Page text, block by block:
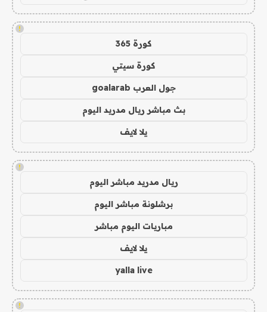
!
كورة 365
كورة سيتي
جول العرب goalarab
بث مباشر ريال مدريد اليوم
يلا لايف
!
ريال مدريد مباشر اليوم
برشلونة مباشر اليوم
مباريات اليوم مباشر
يلا لايف
yalla live
!